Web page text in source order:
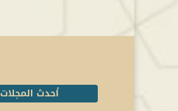
أحدث المجلات